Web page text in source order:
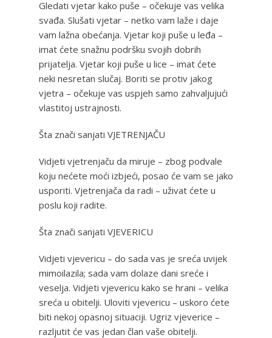
Gledati vjetar kako puše – očekuje vas velika
svađa. Slušati vjetar – netko vam laže i daje
vam lažna obećanja. Vjetar koji puše u leđa –
imat ćete snažnu podršku svojih dobrih
prijatelja. Vjetar koji puše u lice – imat ćete
neki nesretan slučaj. Boriti se protiv jakog
vjetra – očekuje vas uspjeh samo zahvaljujući
vlastitoj ustrajnosti.
Šta znači sanjati VJETRENJAČU
Vidjeti vjetrenjaču da miruje – zbog podvale
koju nećete moći izbjeći, posao će vam se jako
usporiti. Vjetrenjača da radi – uživat ćete u
poslu koji radite.
Šta znači sanjati VJEVERICU
Vidjeti vjevericu – do sada vas je sreća uvijek
mimoilazila; sada vam dolaze dani sreće i
veselja. Vidjeti vjevericu kako se hrani – velika
sreća u obitelji. Uloviti vjevericu – uskoro ćete
biti nekoj opasnoj situaciji. Ugriz vjeverice –
razljutit će vas jedan član vaše obitelji.